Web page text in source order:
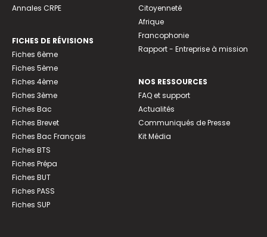
Annales CRPE
FICHES DE RÉVISIONS
Fiches 6ème
Fiches 5ème
Fiches 4ème
Fiches 3ème
Fiches Bac
Fiches Brevet
Fiches Bac Français
Fiches BTS
Fiches Prépa
Fiches BUT
Fiches PASS
Fiches SUP
Citoyenneté
Afrique
Francophonie
Rapport - Entreprise à mission
NOS RESSOURCES
FAQ et support
Actualités
Communiqués de Presse
Kit Média